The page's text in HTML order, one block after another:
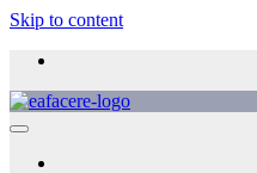
Skip to content